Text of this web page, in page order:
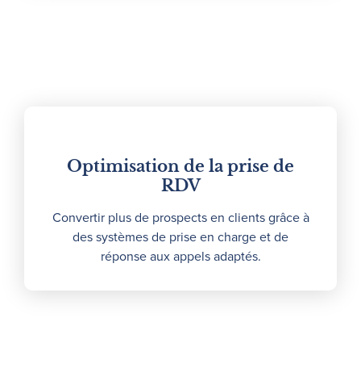
Optimisation de la prise de
RDV
Convertir plus de prospects en clients grâce à
des systèmes de prise en charge et de
réponse aux appels adaptés.